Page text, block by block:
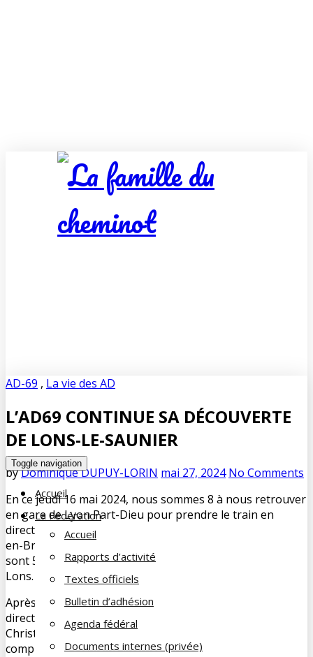
Toggle navigation
Accueil
La Fédération
Accueil
Rapports d’activité
Textes officiels
Bulletin d’adhésion
Agenda fédéral
Documents internes (privée)
AD-69 , La vie des AD
L’AD69 CONTINUE SA DÉCOUVERTE
DE LONS-LE-SAUNIER
byDominique DUPUY-LORIN mai 27, 2024 No Comments
En ce jeudi 16 mai 2024, nous sommes 8 à nous retrouver
en gare de Lyon Part-Dieu pour prendre le train en
direction de Lons-le-Saunier. Un premier arrêt à Bourg-
en-Bresse permet à un couple de nous rejoindre et ce
sont 5 autres adhérents qui nous attendent sur le quai à
Lons.
Après le traditionnel pot d’accueil, nous prenons la
direction de l’Office du Tourisme pour y retrouver
Christelle, notre guide de l’an passé qui nous a prévu ce
complément de visite.